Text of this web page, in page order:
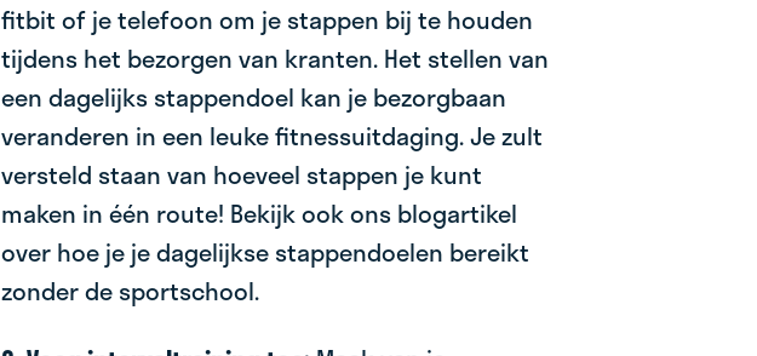
fitbit of je telefoon om je stappen bij te houden
tijdens het bezorgen van kranten. Het stellen van
een dagelijks stappendoel kan je bezorgbaan
veranderen in een leuke fitnessuitdaging. Je zult
versteld staan van hoeveel stappen je kunt
maken in één route! Bekijk ook ons blogartikel
over hoe je je dagelijkse stappendoelen bereikt
zonder de sportschool.